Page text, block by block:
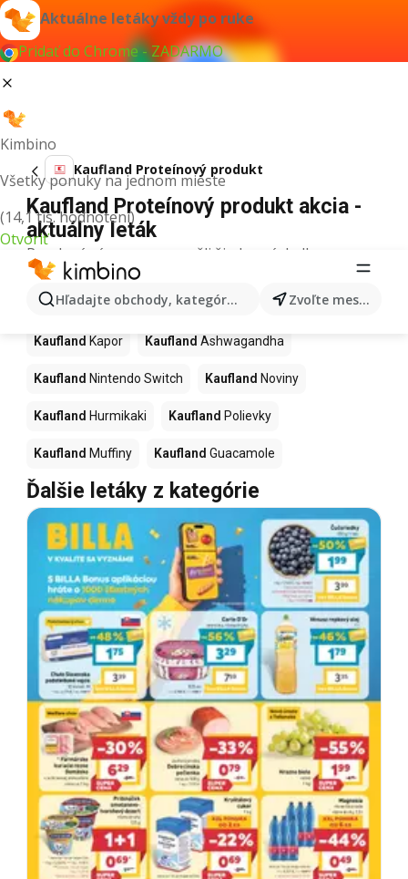
Aktuálne letáky vždy po ruke
Pridať do Chrome - ZADARMO
Kimbino
Všetky ponuky na jednom mieste
(14,1 tis. hodnotení)
Otvoriť
Hľadajte obchody, kategórie, produkty... Zvoľte mesto
Kaufland Proteínový produkt
Kaufland Proteínový produkt akcia -
aktuálny leták
Pre daný výraz sme nenašli žiadne výsledky.
Ďalšie produkty v obchodoch
Kaufland
Kaufland Kapor Kaufland Ashwagandha
Kaufland Nintendo Switch Kaufland Noviny
Kaufland Hurmikaki Kaufland Polievky
Kaufland Muffiny Kaufland Guacamole
Ďalšie letáky z kategórie